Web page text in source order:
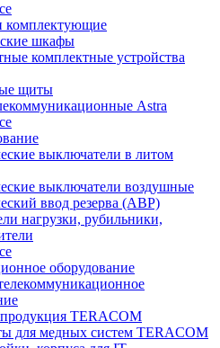
комплектующие
шкафы
комплектные устройства
щиты
Astra
выключатели в литом
выключатели воздушные
ввод резерва (АВР)
нагрузки, рубильники,
оборудование
TERACOM
для медных систем TERACOM